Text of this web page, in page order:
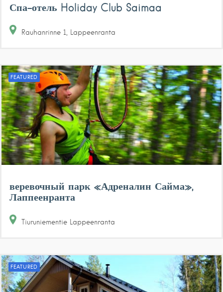
Спа-отель Holiday Club Saimaa
Rauhanrinne 1 Lappeenranta
FEATURED
веревочный парк «Адреналин Сайма»,
Лаппеенранта
Tiuruniementie Lappeenranta
FEATURED